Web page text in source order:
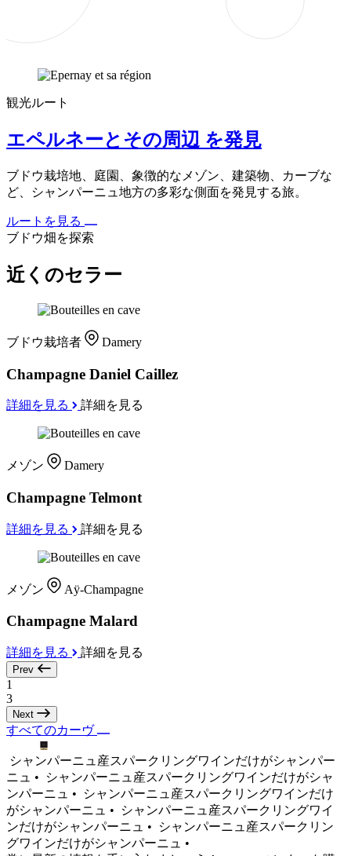
観光ルート
エペルネーとその周辺 を発見
ブドウ栽培地、庭園、象徴的なメゾン、建築物、カーブな
ど、シャンパーニュ地方の多彩な側面を発見する旅。
ルートを見る
ブドウ畑を探索
近くのセラー
ブドウ栽培者 Damery
Champagne Daniel Caillez
詳細を見る 詳細を見る
メゾン Damery
Champagne Telmont
詳細を見る 詳細を見る
メゾン Aÿ-Champagne
Champagne Malard
詳細を見る 詳細を見る
Prev
1
3
Next
すべてのカーヴ
シャンパーニュ産スパークリングワインだけがシャンパー
ニュ •
シャンパーニュ産スパークリングワインだけがシャ
ンパーニュ •
シャンパーニュ産スパークリングワインだけ
がシャンパーニュ •
シャンパーニュ産スパークリングワイ
ンだけがシャンパーニュ •
シャンパーニュ産スパークリン
グワインだけがシャンパーニュ •